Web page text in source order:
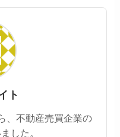
ト
、不動産売買企業の
した。